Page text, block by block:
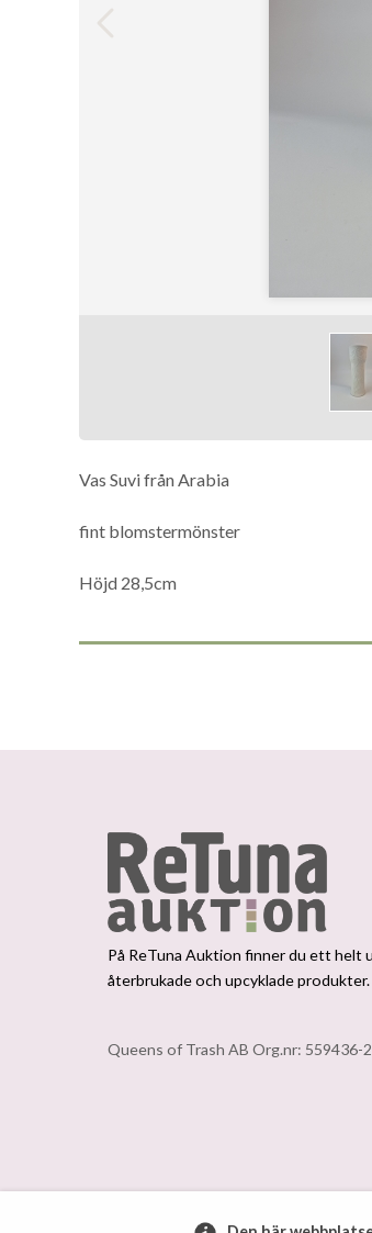
Vas Suvi från Arabia
fint blomstermönster
Höjd 28,5cm
På ReTuna Auktion finner du ett helt
återbrukade och upcyklade produkter.
Queens of Trash AB Org.nr: 559436-